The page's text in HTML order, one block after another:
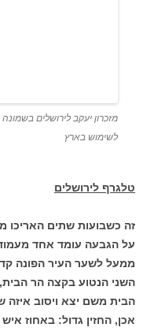
מזכרון יעקב לירושלים
לשימוש בארץ
טלגרף לירושלים
זה כשבועות שתים האריכו
על הגבעה עומד אחד
ממעל לשער העיר הפונה
השני הנטוע בקצה הר
הבית משם יצא ויסוב איזה
אכן, החזין גדול: באחוז